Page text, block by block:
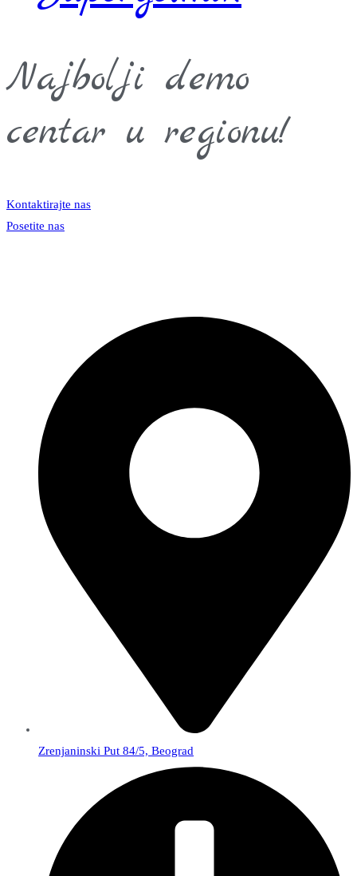
Najbolji demo
centar u regionu!
Kontaktirajte nas
Posetite nas
Zrenjaninski Put 84/5, Beograd